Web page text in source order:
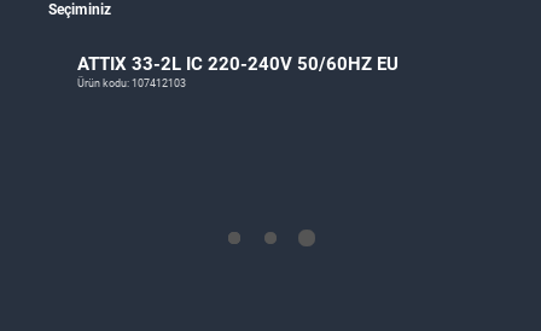
Seçiminiz
ATTIX 33-2L IC 220-240V 50/60HZ EU
Ürün kodu: 107412103